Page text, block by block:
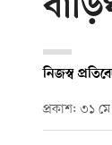
নিজস্ব
প্রকাশ: ৩১